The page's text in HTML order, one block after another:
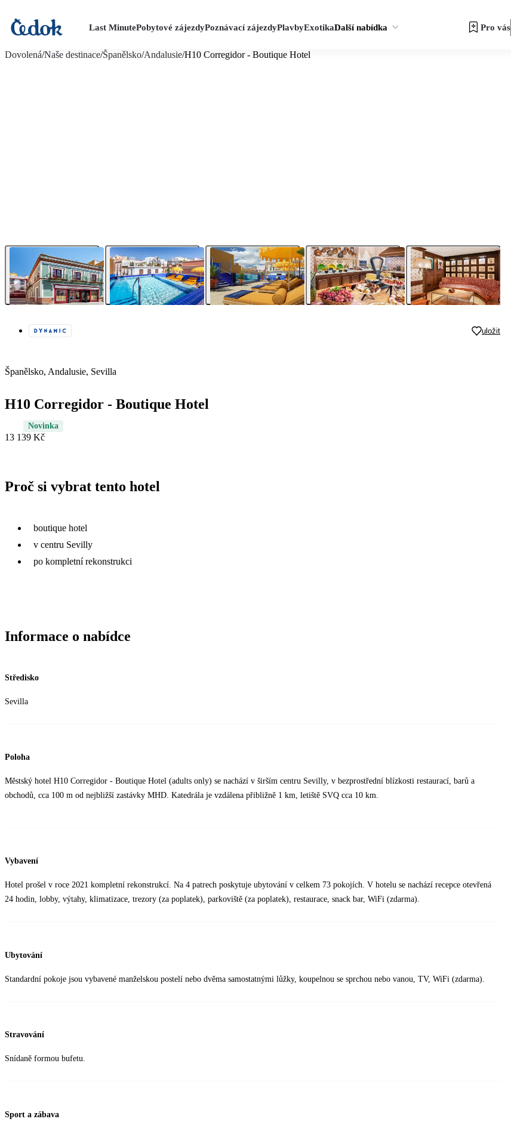
Last MinutePobytové zájezdyPoznávací zájezdyPlavbyExotikaDalší nabídka Pro vás
Dovolená/Naše destinace/Španělsko/Andalusie/H10 Corregidor - Boutique Hotel
uložit
Španělsko, Andalusie, Sevilla
H10 Corregidor - Boutique Hotel
Novinka
13 139 Kč
Proč si vybrat tento hotel
boutique hotel
v centru Sevilly
po kompletní rekonstrukci
Informace o nabídce
Středisko
Sevilla
Poloha
Městský hotel H10 Corregidor - Boutique Hotel (adults only) se nachází v širším centru Sevilly, v bezprostřední blízkosti restaurací, barů a
obchodů, cca 100 m od nejbližší zastávky MHD. Katedrála je vzdálena přibližně 1 km, letiště SVQ cca 10 km.
Vybavení
Hotel prošel v roce 2021 kompletní rekonstrukcí. Na 4 patrech poskytuje ubytování v celkem 73 pokojích. V hotelu se nachází recepce otevřená
24 hodin, lobby, výtahy, klimatizace, trezory (za poplatek), parkoviště (za poplatek), restaurace, snack bar, WiFi (zdarma).
Ubytování
Standardní pokoje jsou vybavené manželskou postelí nebo dvěma samostatnými lůžky, koupelnou se sprchou nebo vanou, TV, WiFi (zdarma).
Stravování
Snídaně formou bufetu.
Sport a zábava